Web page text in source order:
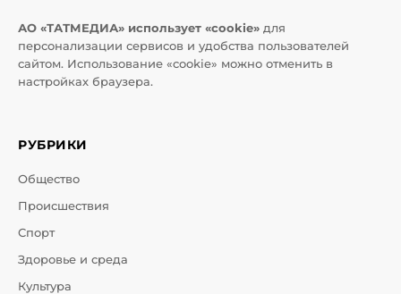
АО «ТАТМЕДИА» использует «cookie» для
персонализации сервисов и удобства пользователей
сайтом. Использование «cookie» можно отменить в
настройках браузера.
РУБРИКИ
Общество
Происшествия
Спорт
Здоровье и среда
Культура